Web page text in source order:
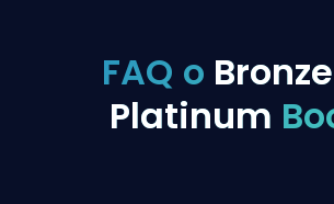
FAQ o
Platinum